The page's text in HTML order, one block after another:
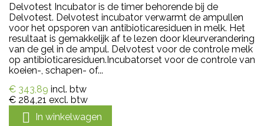
Delvotest Incubator is de timer behorende bij de
Delvotest. Delvotest incubator verwarmt de ampullen
voor het opsporen van antibioticaresiduen in melk. Het
resultaat is gemakkelijk af te lezen door kleurverandering
van de gel in de ampul. Delvotest voor de controle melk
op antibioticaresiduen.Incubatorset voor de controle van
koeien-, schapen- of...
€ 343,89 incl. btw
€ 284,21 excl. btw
 In winkelwagen